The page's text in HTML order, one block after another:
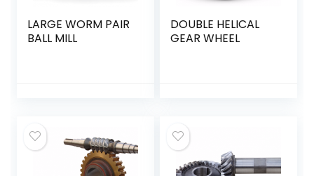
LARGE WORM PAIR
BALL MILL
DOUBLE HELICAL
GEAR WHEEL